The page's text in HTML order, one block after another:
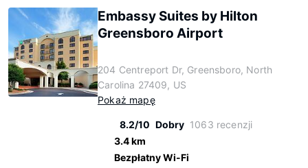
Embassy Suites by Hilton
Greensboro Airport
204 Centreport Dr, Greensboro, North
Carolina 27409, US
Pokaż mapę
8.2/10 Dobry 1063 recenzji
3.4 km
Bezpłatny Wi-Fi